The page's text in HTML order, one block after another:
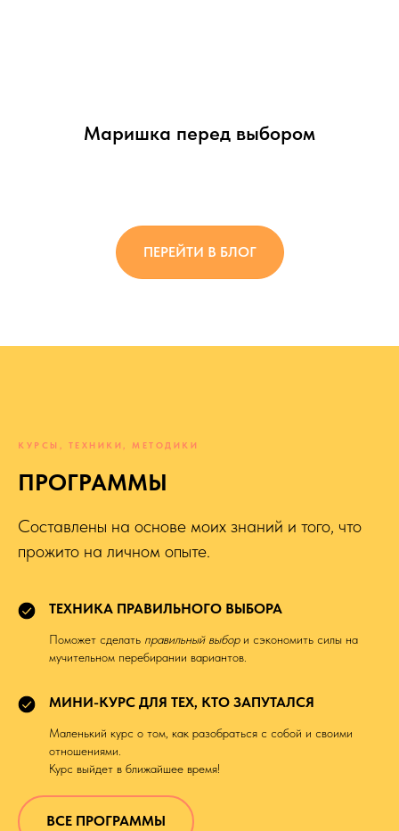
Маришка перед выбором
ПЕРЕЙТИ В БЛОГ
КУРСЫ, ТЕХНИКИ, МЕТОДИКИ
ПРОГРАММЫ
Составлены на основе моих знаний и того, что
прожито на личном опыте.
ТЕХНИКА ПРАВИЛЬНОГО ВЫБОРА
Поможет сделать правильный выбори сэкономить силы на
мучительном перебирании вариантов.
МИНИ-КУРС ДЛЯ ТЕХ, КТО ЗАПУТАЛСЯ
Маленький курс о том, как разобраться с собой и своими
отношениями.
Курс выйдет в ближайшее время!
ВСЕ ПРОГРАММЫ